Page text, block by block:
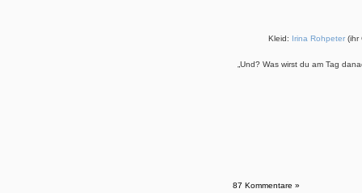
Kleid: Irina Rohpeter (ihr
„Und? Was wirst du am Tag
87 Kommentare »